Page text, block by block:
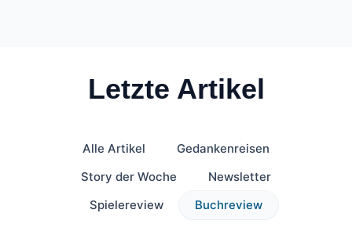
Letzte Artikel
Alle Artikel
Gedankenreisen
Story der Woche
Newsletter
Spielereview
Buchreview